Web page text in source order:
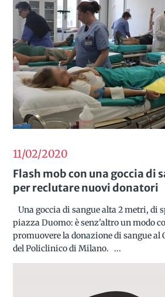
11/022020
Flash mob con una goccia di
per reclutare nuovi donatori
Una goccia di sangue alta 2 metri, di
piazza Duomo: è senz'altro un modo
promuovere la donazione di sangue al
del Policlinico di Milano. ...